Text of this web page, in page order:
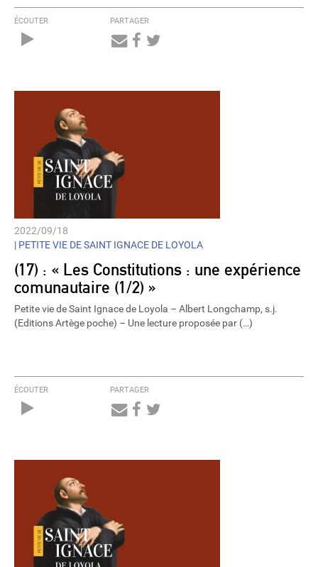
ÉCOUTER PARTAGER
2022/09/18
| PETITE VIE DE SAINT IGNACE DE LOYOLA
(17) : « Les Constitutions : une expérience
comunautaire (1/2) »
Petite vie de Saint Ignace de Loyola – Albert Longchamp, s.j.
(Editions Artège poche) – Une lecture proposée par (…)
ÉCOUTER PARTAGER